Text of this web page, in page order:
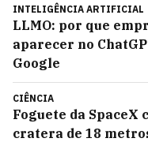
INTELIGÊNCIA ARTIFICIAL
LLMO: por que
aparecer no
Google
CIÊNCIA
Foguete da SpaceX
cratera de 18